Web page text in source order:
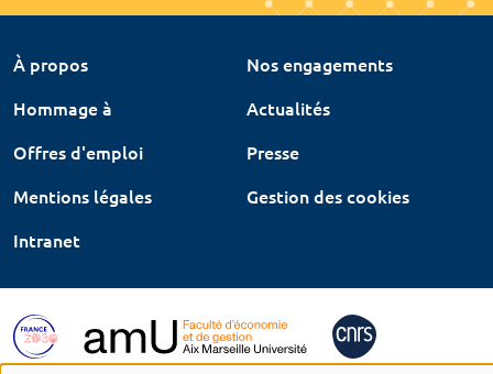
À propos
Nos engagements
Hommage à
Actualités
Offres d'emploi
Presse
Mentions légales
Gestion des cookies
Intranet